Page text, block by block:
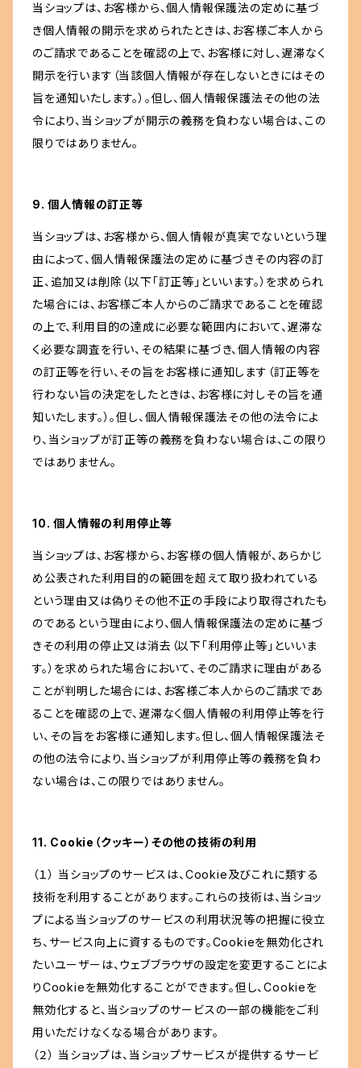
当ショップは、お客様から、個人情報保護法の定めに基づ
き個人情報の開示を求められたときは、お客様ご本人から
のご請求であることを確認の上で、お客様に対し、遅滞なく
開示を行います（当該個人情報が存在しないときにはその
旨を通知いたします。）。但し、個人情報保護法その他の法
令により、当ショップが開示の義務を負わない場合は、この
限りではありません。
9. 個人情報の訂正等
当ショップは、お客様から、個人情報が真実でないという理
由によって、個人情報保護法の定めに基づきその内容の訂
正、追加又は削除（以下「訂正等」といいます。）を求められ
た場合には、お客様ご本人からのご請求であることを確認
の上で、利用目的の達成に必要な範囲内において、遅滞な
く必要な調査を行い、その結果に基づき、個人情報の内容
の訂正等を行い、その旨をお客様に通知します（訂正等を
行わない旨の決定をしたときは、お客様に対しその旨を通
知いたします。）。但し、個人情報保護法その他の法令によ
り、当ショップが訂正等の義務を負わない場合は、この限り
ではありません。
10. 個人情報の利用停止等
当ショップは、お客様から、お客様の個人情報が、あらかじ
め公表された利用目的の範囲を超えて取り扱われている
という理由又は偽りその他不正の手段により取得されたも
のであるという理由により、個人情報保護法の定めに基づ
きその利用の停止又は消去（以下「利用停止等」といいま
す。）を求められた場合において、そのご請求に理由がある
ことが判明した場合には、お客様ご本人からのご請求であ
ることを確認の上で、遅滞なく個人情報の利用停止等を行
い、その旨をお客様に通知します。但し、個人情報保護法そ
の他の法令により、当ショップが利用停止等の義務を負わ
ない場合は、この限りではありません。
11. Cookie（クッキー）その他の技術の利用
（１） 当ショップのサービスは、Cookie及びこれに類する
技術を利用することがあります。これらの技術は、当ショッ
プによる当ショップのサービスの利用状況等の把握に役立
ち、サービス向上に資するものです。Cookieを無効化され
たいユーザーは、ウェブブラウザの設定を変更することによ
りCookieを無効化することができます。但し、Cookieを
無効化すると、当ショップのサービスの一部の機能をご利
用いただけなくなる場合があります。
（２） 当ショップは、当ショップサービスが提供するサービ